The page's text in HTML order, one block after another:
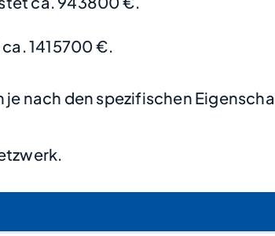
1415700 €.
nach den spezifischen